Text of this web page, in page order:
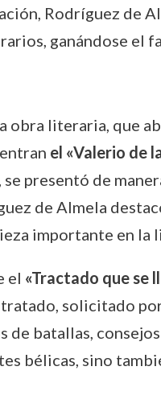
Rodríguez de
ganándose el
literaria, que
el «Valerio de
presentó de
de Almela
importante en la
el «Tractado que se
solicitado
batallas,
bélicas, sino